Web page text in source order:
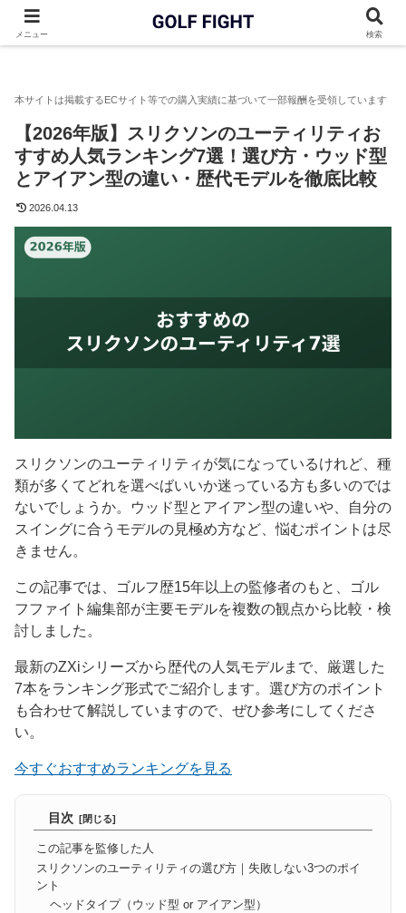
ユーティリティ 【2026年版】スリクソンのユー
【2026年版】スリクソンのユーティリティお
すすめ人気ランキング7選！選び方・ウッド型
とアイアン型の違い・歴代モデルを徹底比較
2026.04.13
スリクソンのユーティリティが気になっているけれど、種
類が多くてどれを選べばいいか迷っている方も多いのでは
ないでしょうか。ウッド型とアイアン型の違いや、自分の
スイングに合うモデルの見極め方など、悩むポイントは尽
きません。
この記事では、ゴルフ歴15年以上の監修者のもと、ゴル
フファイト編集部が主要モデルを複数の観点から比較・検
討しました。
最新のZXiシリーズから歴代の人気モデルまで、厳選した
7本をランキング形式でご紹介します。選び方のポイント
も合わせて解説していますので、ぜひ参考にしてくださ
い。
今すぐおすすめランキングを見る
目次
この記事を監修した人
スリクソンのユーティリティの選び方｜失敗しない3つのポイ
ント
ヘッドタイプ（ウッド型 or アイアン型）
メニュー 検索